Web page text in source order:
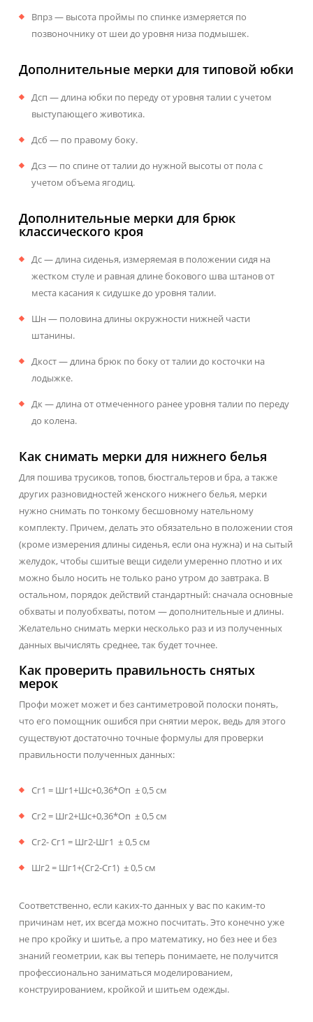
Впрз — высота проймы по спинке измеряется по
позвоночнику от шеи до уровня низа подмышек.
Дополнительные мерки для типовой юбки
Дсп — длина юбки по переду от уровня талии с учетом
выступающего животика.
Дсб — по правому боку.
Дсз — по спине от талии до нужной высоты от пола с
учетом объема ягодиц.
Дополнительные мерки для брюк
классического кроя
Дс — длина сиденья, измеряемая в положении сидя на
жестком стуле и равная длине бокового шва штанов от
места касания к сидушке до уровня талии.
Шн — половина длины окружности нижней части
штанины.
Дкост — длина брюк по боку от талии до косточки на
лодыжке.
Дк — длина от отмеченного ранее уровня талии по переду
до колена.
Как снимать мерки для нижнего белья
Для пошива трусиков, топов, бюстгальтеров и бра, а также
других разновидностей женского нижнего белья, мерки
нужно снимать по тонкому бесшовному нательному
комплекту. Причем, делать это обязательно в положении стоя
(кроме измерения длины сиденья, если она нужна) и на сытый
желудок, чтобы сшитые вещи сидели умеренно плотно и их
можно было носить не только рано утром до завтрака. В
остальном, порядок действий стандартный: сначала основные
обхваты и полуобхваты, потом — дополнительные и длины.
Желательно снимать мерки несколько раз и из полученных
данных вычислять среднее, так будет точнее.
Как проверить правильность снятых
мерок
Профи может может и без сантиметровой полоски понять,
что его помощник ошибся при снятии мерок, ведь для этого
существуют достаточно точные формулы для проверки
правильности полученных данных:
Сг1 = Шг1+Шс+0,36*Оп ± 0,5 см
Сг2 = Шг2+Шс+0,36*Оп ± 0,5 см
Сг2- Сг1 = Шг2-Шг1 ± 0,5 см
Шг2 = Шг1+(Сг2-Сг1) ± 0,5 см
Соответственно, если каких-то данных у вас по каким-то
причинам нет, их всегда можно посчитать. Это конечно уже
не про кройку и шитье, а про математику, но без нее и без
знаний геометрии, как вы теперь понимаете, не получится
профессионально заниматься моделированием,
конструированием, кройкой и шитьем одежды.